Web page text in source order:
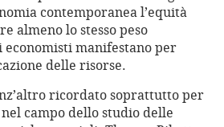
contemporanea l’equità
almeno lo stesso peso
economisti manifestano per
delle risorse.
ricordato soprattutto per
campo dello studio delle